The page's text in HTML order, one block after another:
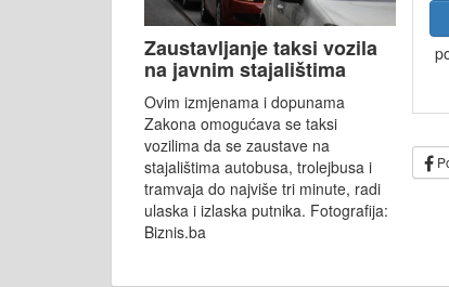
Zaustavljanje taksi vozila
na javnim stajalištima
Ovim izmjenama i dopunama
Zakona omogućava se taksi
vozilima da se zaustave na
stajalištima autobusa, trolejbusa i
tramvaja do najviše tri minute, radi
ulaska i izlaska putnika. Fotografija:
Biznis.ba